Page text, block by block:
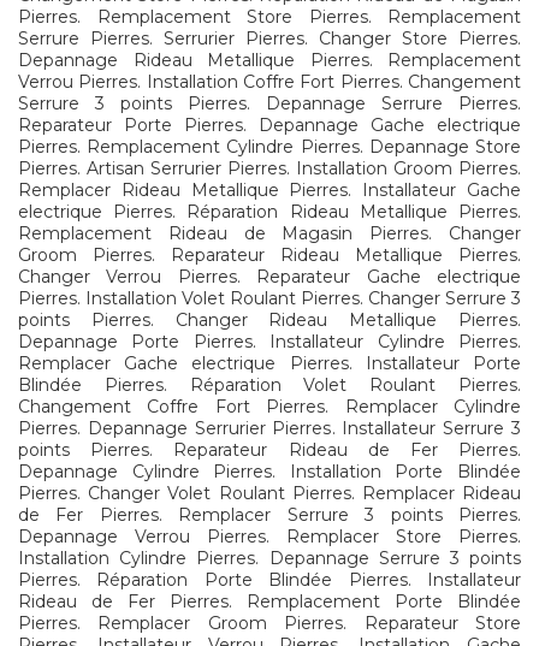
Pierres. Remplacement Store Pierres. Remplacement
Serrure Pierres. Serrurier Pierres. Changer Store Pierres.
Depannage Rideau Metallique Pierres. Remplacement
Verrou Pierres. Installation Coffre Fort Pierres. Changement
Serrure 3 points Pierres. Depannage Serrure Pierres.
Reparateur Porte Pierres. Depannage Gache electrique
Pierres. Remplacement Cylindre Pierres. Depannage Store
Pierres. Artisan Serrurier Pierres. Installation Groom Pierres.
Remplacer Rideau Metallique Pierres. Installateur Gache
electrique Pierres. Réparation Rideau Metallique Pierres.
Remplacement Rideau de Magasin Pierres. Changer
Groom Pierres. Reparateur Rideau Metallique Pierres.
Changer Verrou Pierres. Reparateur Gache electrique
Pierres. Installation Volet Roulant Pierres. Changer Serrure 3
points Pierres. Changer Rideau Metallique Pierres.
Depannage Porte Pierres. Installateur Cylindre Pierres.
Remplacer Gache electrique Pierres. Installateur Porte
Blindée Pierres. Réparation Volet Roulant Pierres.
Changement Coffre Fort Pierres. Remplacer Cylindre
Pierres. Depannage Serrurier Pierres. Installateur Serrure 3
points Pierres. Reparateur Rideau de Fer Pierres.
Depannage Cylindre Pierres. Installation Porte Blindée
Pierres. Changer Volet Roulant Pierres. Remplacer Rideau
de Fer Pierres. Remplacer Serrure 3 points Pierres.
Depannage Verrou Pierres. Remplacer Store Pierres.
Installation Cylindre Pierres. Depannage Serrure 3 points
Pierres. Réparation Porte Blindée Pierres. Installateur
Rideau de Fer Pierres. Remplacement Porte Blindée
Pierres. Remplacer Groom Pierres. Reparateur Store